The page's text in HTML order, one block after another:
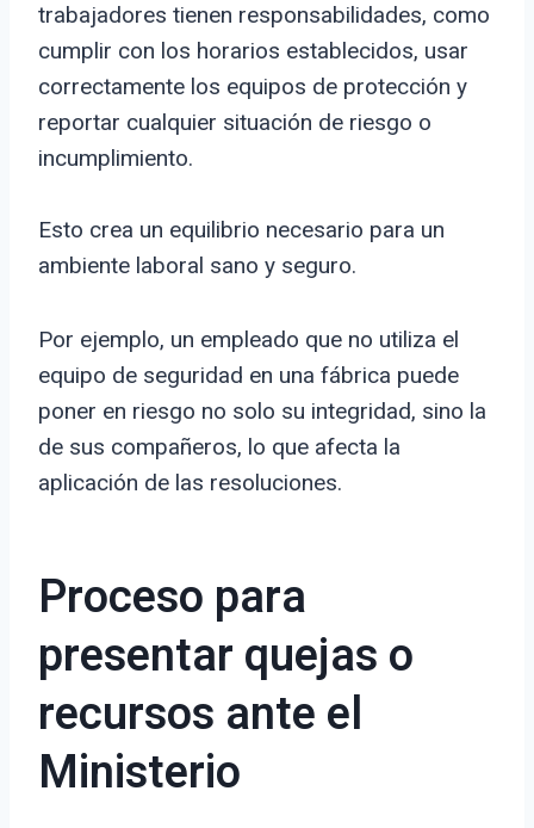
trabajadores tienen responsabilidades, como
cumplir con los horarios establecidos, usar
correctamente los equipos de protección y
reportar cualquier situación de riesgo o
incumplimiento.
Esto crea un equilibrio necesario para un
ambiente laboral sano y seguro.
Por ejemplo, un empleado que no utiliza el
equipo de seguridad en una fábrica puede
poner en riesgo no solo su integridad, sino la
de sus compañeros, lo que afecta la
aplicación de las resoluciones.
Proceso para
presentar quejas o
recursos ante el
Ministerio